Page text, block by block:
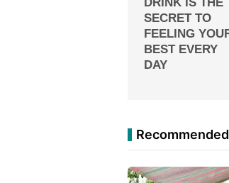
Recommended